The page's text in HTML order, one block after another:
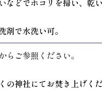
剤で水洗い可。
らご参照ください。
の神社にてお焚き上げくだ